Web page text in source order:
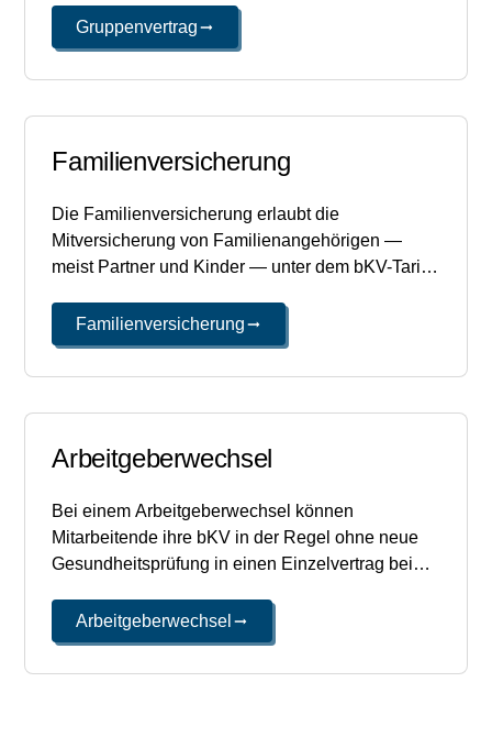
Versicherungsnehmer, Mitarbeitende sind die
versicherten Personen.
Gruppenvertrag
Familienversicherung
Die Familienversicherung erlaubt die
Mitversicherung von Familienangehörigen —
meist Partner und Kinder — unter dem bKV-Tarif
arbeitgeberfinanziert, mitfinanziert oder als
Selbstzahler-Option ausgestaltet.
Familienversicherung
Arbeitgeberwechsel
Bei einem Arbeitgeberwechsel können
Mitarbeitende ihre bKV in der Regel ohne neue
Gesundheitsprüfung in einen Einzelvertrag beim
dann der Mitarbeitende selbst; die bisherigen
Anwartschaften bleiben erhalten.
Arbeitgeberwechsel